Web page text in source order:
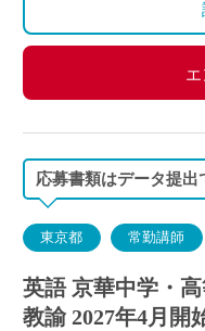
応募書類はデータ提出
東京都 常勤講師
英語 京華中学・
教諭 2027年4月開